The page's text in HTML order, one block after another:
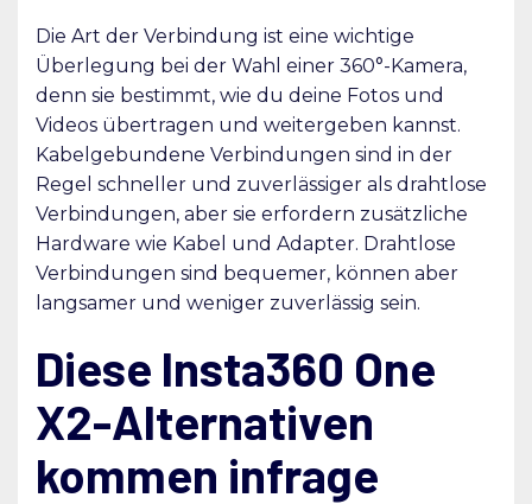
Die Art der Verbindung ist eine wichtige
Überlegung bei der Wahl einer 360°-Kamera,
denn sie bestimmt, wie du deine Fotos und
Videos übertragen und weitergeben kannst.
Kabelgebundene Verbindungen sind in der
Regel schneller und zuverlässiger als drahtlose
Verbindungen, aber sie erfordern zusätzliche
Hardware wie Kabel und Adapter. Drahtlose
Verbindungen sind bequemer, können aber
langsamer und weniger zuverlässig sein.
Diese Insta360 One
X2-Alternativen
kommen infrage